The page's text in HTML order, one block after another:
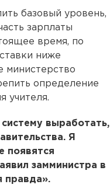
базовый уровень,
зарплаты
время, по
ниже
министерство
определение
учителя.
выработать,
Я
появятся
замминистра в
правда».